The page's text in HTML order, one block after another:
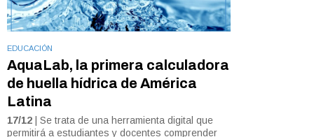
EDUCACIÓN
AquaLab, la primera calculadora
de huella hídrica de América
Latina
17/12 | Se trata de una herramienta digital que
permitirá a estudiantes y docentes comprender